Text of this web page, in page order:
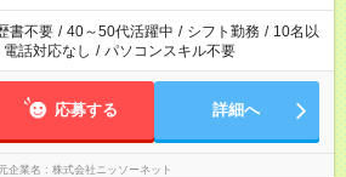
書不要 / 40～50代活躍中 / シフト勤務 / 10名以
電話対応なし / パソコンスキル不要
応募する 詳細へ
企業名 株式会社ニッソーネット